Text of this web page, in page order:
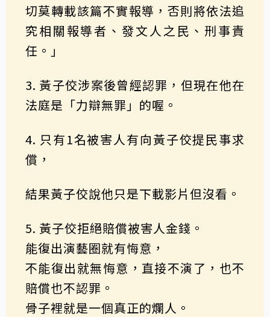
切莫轉載該篇不實報導，否則將依法追
究相關報導者、發文人之民、刑事責
任。」
3. 黃子佼涉案後曾經認罪，但現在他在
法庭是「力辯無罪」的喔。
4. 只有1名被害人有向黃子佼提民事求
償，
結果黃子佼說他只是下載影片但沒看。
5. 黃子佼拒絕賠償被害人金錢。
能復出演藝圈就有悔意，
不能復出就無悔意，直接不演了，也不
賠償也不認罪。
骨子裡就是一個真正的爛人。